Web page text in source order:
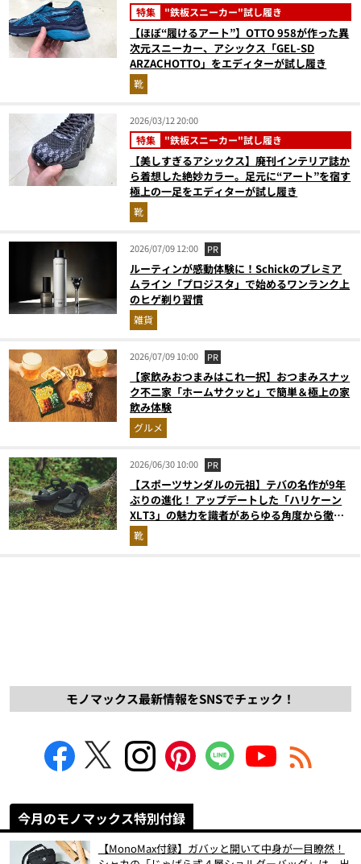
特集 "鉄板スニーカー"試し履き
【ほぼ“履けるアート”】OTTO 958が作った異
次元スニーカー、アシックス「GEL-SD
ARZACHOTTO」をエディターが試し履き
靴
2026/03/12 20:00
特集 "鉄板スニーカー"試し履き
【美しすぎるアシックス】廃刊インテリア誌か
ら着想した絶妙カラー。足元に“アート”を宿す
極上の一足をエディターが試し履き
靴
2026/07/09 12:00 PR
ルーティンが感動体験に！Schickのプレミア
ムライン「プロジスタ」で始めるワンランク上
のヒゲ剃り習慣
雑貨
2026/07/09 10:00 PR
【家飲みおつまみはこれ一択】おつまみスナッ
ク不二家「ホームサクッと」で簡単＆極上の家
飲み体験
グルメ
2026/06/30 10:00 PR
【スポーツサンダルの元祖】テバの名作が9年
ぶりの進化！ アップデートした「ハリケーン
XLT3」の魅力を識者があらゆる角度から徹底
解説！
靴
モノマックス最新情報をSNSでチェック！
今月のモノマックス特別付録
【MonoMax付録】ガバッと開いて中身が一目瞭然！